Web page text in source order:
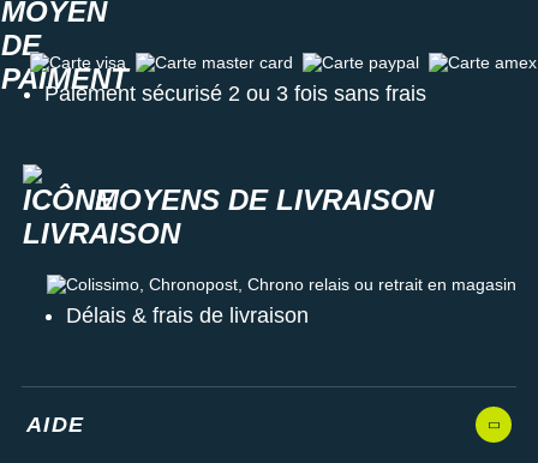
Carte visa Carte master card Carte paypal Carte amex
Paiement sécurisé 2 ou 3 fois sans frais
MOYENS DE LIVRAISON
Colissimo, Chronopost, Chrono relais ou retrait en magasin
Délais & frais de livraison
AIDE